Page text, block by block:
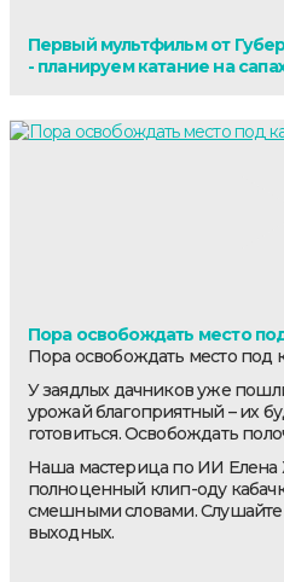
Первый мультфильм от
- планируем катание на
Пора освобождать место
Пора освобождать место под
У заядлых дачников уже
урожай благоприятный – их
готовиться. Освобождать
Наша мастерица по ИИ Елена
полноценный клип-оду
смешными словами.
выходных.